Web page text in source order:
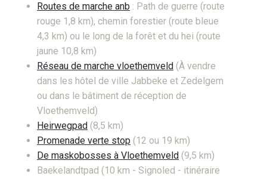
Routes de marche anb : Path de guerre (route
rouge 1,8 km), chemin forestier (route bleue
4,3 km) ou le long de la forêt et du hei (route
jaune 10,8 km)
Réseau de marche vloethemveld (À vendre
dans les hôtel de ville Jabbeke et Zedelgem
ou dans le bâtiment de réception de
Vloethemveld)
Heirwegpad (8,5 km)
Promenade verte stop (12 ou 19 km)
De maskobosses à Vloethemveld (9,5 km)
Baekelandtpad (10 km - Signoled - itinéraire